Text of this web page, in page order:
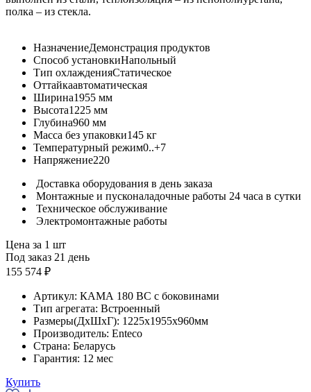
полка – из стекла.
НазначениеДемонстрация продуктов
Способ установкиНапольный
Тип охлажденияСтатическое
Оттайкаавтоматическая
Ширина1955 мм
Высота1225 мм
Глубина960 мм
Масса без упаковки145 кг
Температурный режим0..+7
Напряжение220
Доставка оборудования в день заказа
Монтажные и пусконаладочные работы 24 часа в сутки
Техническое обслуживание
Электромонтажные работы
Цена за 1 шт
Под заказ 21 день
155 574 ₽
Артикул: КАМА 180 BC с боковинами
Тип агрегата: Встроенный
Размеры(ДхШхГ): 1225x1955x960мм
Производитель: Enteco
Страна: Беларусь
Гарантия: 12 мес
Купить